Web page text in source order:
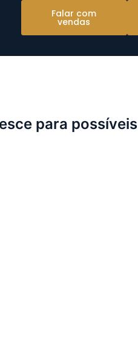
Falar com
vendas
para possíveis